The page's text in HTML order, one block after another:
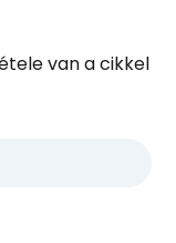
van a cikkel